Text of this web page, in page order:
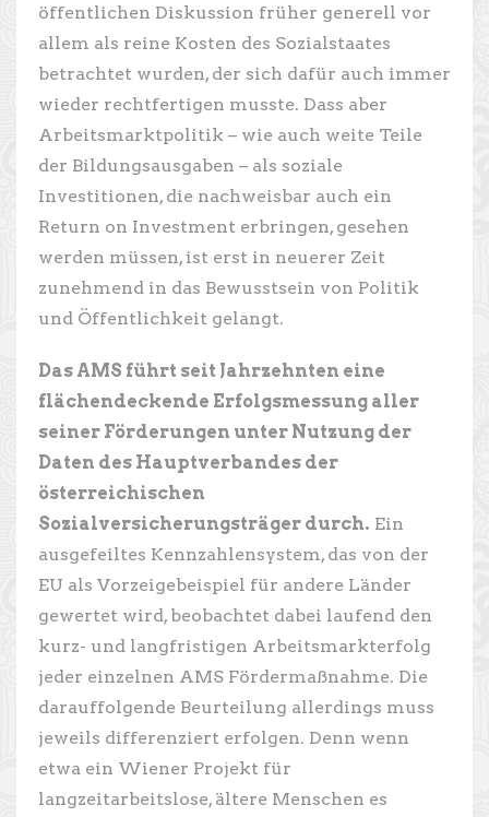
öffentlichen Diskussion früher generell vor
allem als reine Kosten des Sozialstaates
betrachtet wurden, der sich dafür auch immer
wieder rechtfertigen musste. Dass aber
Arbeitsmarktpolitik – wie auch weite Teile
der Bildungsausgaben – als soziale
Investitionen, die nachweisbar auch ein
Return on Investment erbringen, gesehen
werden müssen, ist erst in neuerer Zeit
zunehmend in das Bewusstsein von Politik
und Öffentlichkeit gelangt.
Das AMS führt seit Jahrzehnten eine
flächendeckende Erfolgsmessung aller
seiner Förderungen unter Nutzung der
Daten des Hauptverbandes der
österreichischen
Sozialversicherungsträger durch. Ein
ausgefeiltes Kennzahlensystem, das von der
EU als Vorzeigebeispiel für andere Länder
gewertet wird, beobachtet dabei laufend den
kurz- und langfristigen Arbeitsmarkterfolg
jeder einzelnen AMS Fördermaßnahme. Die
darauffolgende Beurteilung allerdings muss
jeweils differenziert erfolgen. Denn wenn
etwa ein Wiener Projekt für
langzeitarbeitslose, ältere Menschen es